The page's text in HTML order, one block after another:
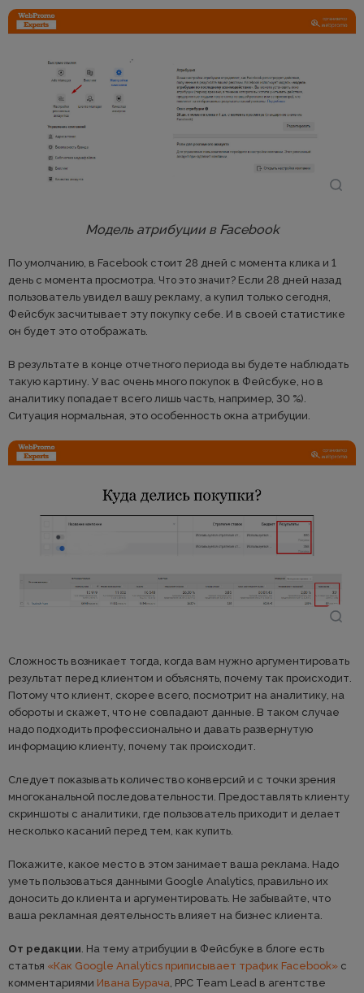
Модель атрибуции в Facebook
По умолчанию, в Facebook стоит 28 дней с момента клика и 1
день с момента просмотра. Что это значит? Если 28 дней назад
пользователь увидел вашу рекламу, а купил только сегодня,
Фейсбук засчитывает эту покупку себе. И в своей статистике
он будет это отображать.
В результате в конце отчетного периода вы будете наблюдать
такую картину. У вас очень много покупок в Фейсбуке, но в
аналитику попадает всего лишь часть, например, 30 %).
Ситуация нормальная, это особенность окна атрибуции.
Сложность возникает тогда, когда вам нужно аргументировать
результат перед клиентом и объяснять, почему так происходит.
Потому что клиент, скорее всего, посмотрит на аналитику, на
обороты и скажет, что не совпадают данные. В таком случае
надо подходить профессионально и давать развернутую
информацию клиенту, почему так происходит.
Следует показывать количество конверсий и с точки зрения
многоканальной последовательности. Предоставлять клиенту
скриншоты с аналитики, где пользователь приходит и делает
несколько касаний перед тем, как купить.
Покажите, какое место в этом занимает ваша реклама. Надо
уметь пользоваться данными Google Analytics, правильно их
доносить до клиента и аргументировать. Не забывайте, что
ваша рекламная деятельность влияет на бизнес клиента.
От редакции. На тему атрибуции в Фейсбуке в блоге есть
статья «Как Google Analytics приписывает трафик Facebook» с
комментариями Ивана Бурача, PPC Team Lead в агентстве